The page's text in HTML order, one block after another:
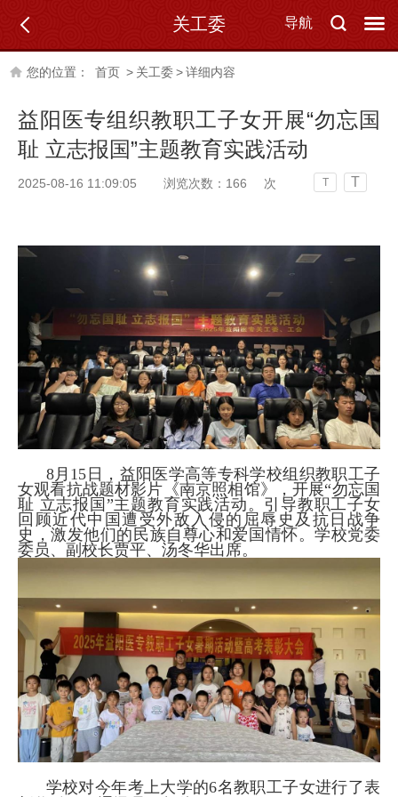
导航
关工委
您的位置： 首页 > 关工委>详细内容
益阳医专组织教职工子女开展“勿忘国
耻 立志报国”主题教育实践活动
2025-08-16 11:09:05 浏览次数： 166 次 T T
8月15日，益阳医学高等专科学校组织教职工子
女观看抗战题材影片《南京照相馆》，开展“勿忘国
耻 立志报国”主题教育实践活动。引导教职工子女
回顾近代中国遭受外敌入侵的屈辱史及抗日战争
史，激发他们的民族自尊心和爱国情怀。学校党委
委员、副校长贾平、汤冬华出席。
学校对今年考上大学的6名教职工子女进行了表